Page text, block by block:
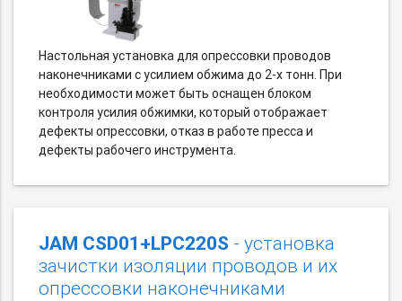
Настольная установка для опрессовки проводов
наконечниками с усилием обжима до 2-х тонн. При
необходимости может быть оснащен блоком
контроля усилия обжимки, который отображает
дефекты опрессовки, отказ в работе пресса и
дефекты рабочего инструмента.
JAM CSD01+LPC220S - установка
зачистки изоляции проводов и их
опрессовки наконечниками